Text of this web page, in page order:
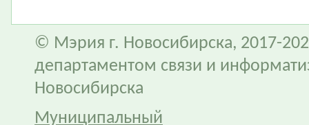
© Мэрия г. Новосибирска, 2017-
департаментом связи и
Новосибирска
Муниципальный